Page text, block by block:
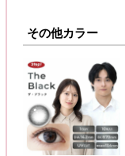
その他カラー